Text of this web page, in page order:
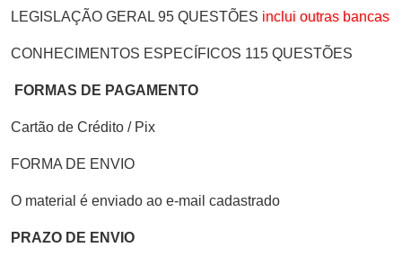
LEGISLAÇÃO GERAL 95 QUESTÕES inclui outras bancas
CONHECIMENTOS ESPECÍFICOS 115 QUESTÕES
FORMAS DE PAGAMENTO
Cartão de Crédito / Pix
FORMA DE ENVIO
O material é enviado ao e-mail cadastrado
PRAZO DE ENVIO